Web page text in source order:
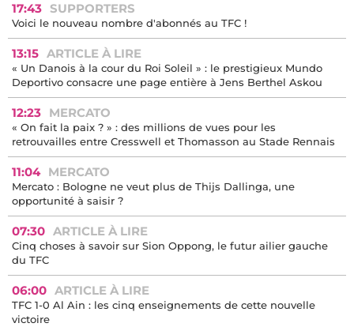
17:43 SUPPORTERS
Voici le nouveau nombre d'abonnés au TFC !
13:15 ARTICLE À LIRE
« Un Danois à la cour du Roi Soleil » : le prestigieux Mundo
Deportivo consacre une page entière à Jens Berthel Askou
12:23 MERCATO
« On fait la paix ? » : des millions de vues pour les
retrouvailles entre Cresswell et Thomasson au Stade Rennais
11:04 MERCATO
Mercato : Bologne ne veut plus de Thijs Dallinga, une
opportunité à saisir ?
07:30 ARTICLE À LIRE
Cinq choses à savoir sur Sion Oppong, le futur ailier gauche
du TFC
06:00 ARTICLE À LIRE
TFC 1-0 Al Ain : les cinq enseignements de cette nouvelle
victoire